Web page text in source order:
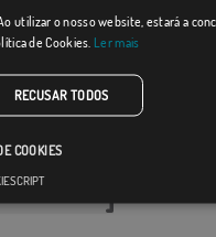
utilizar o nosso website, estará a
de Cookies. Ler mais
RECUSAR TODOS
COOKIES